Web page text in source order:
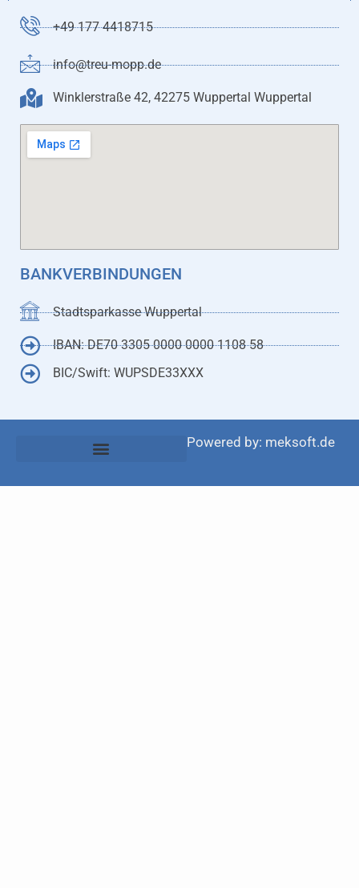
+49 177 4418715
info@treu-mopp.de
Winklerstraße 42, 42275 Wuppertal Wuppertal
BANKVERBINDUNGEN
Stadtsparkasse Wuppertal
IBAN: DE70 3305 0000 0000 1108 58
BIC/Swift: WUPSDE33XXX
Powered by: meksoft.de